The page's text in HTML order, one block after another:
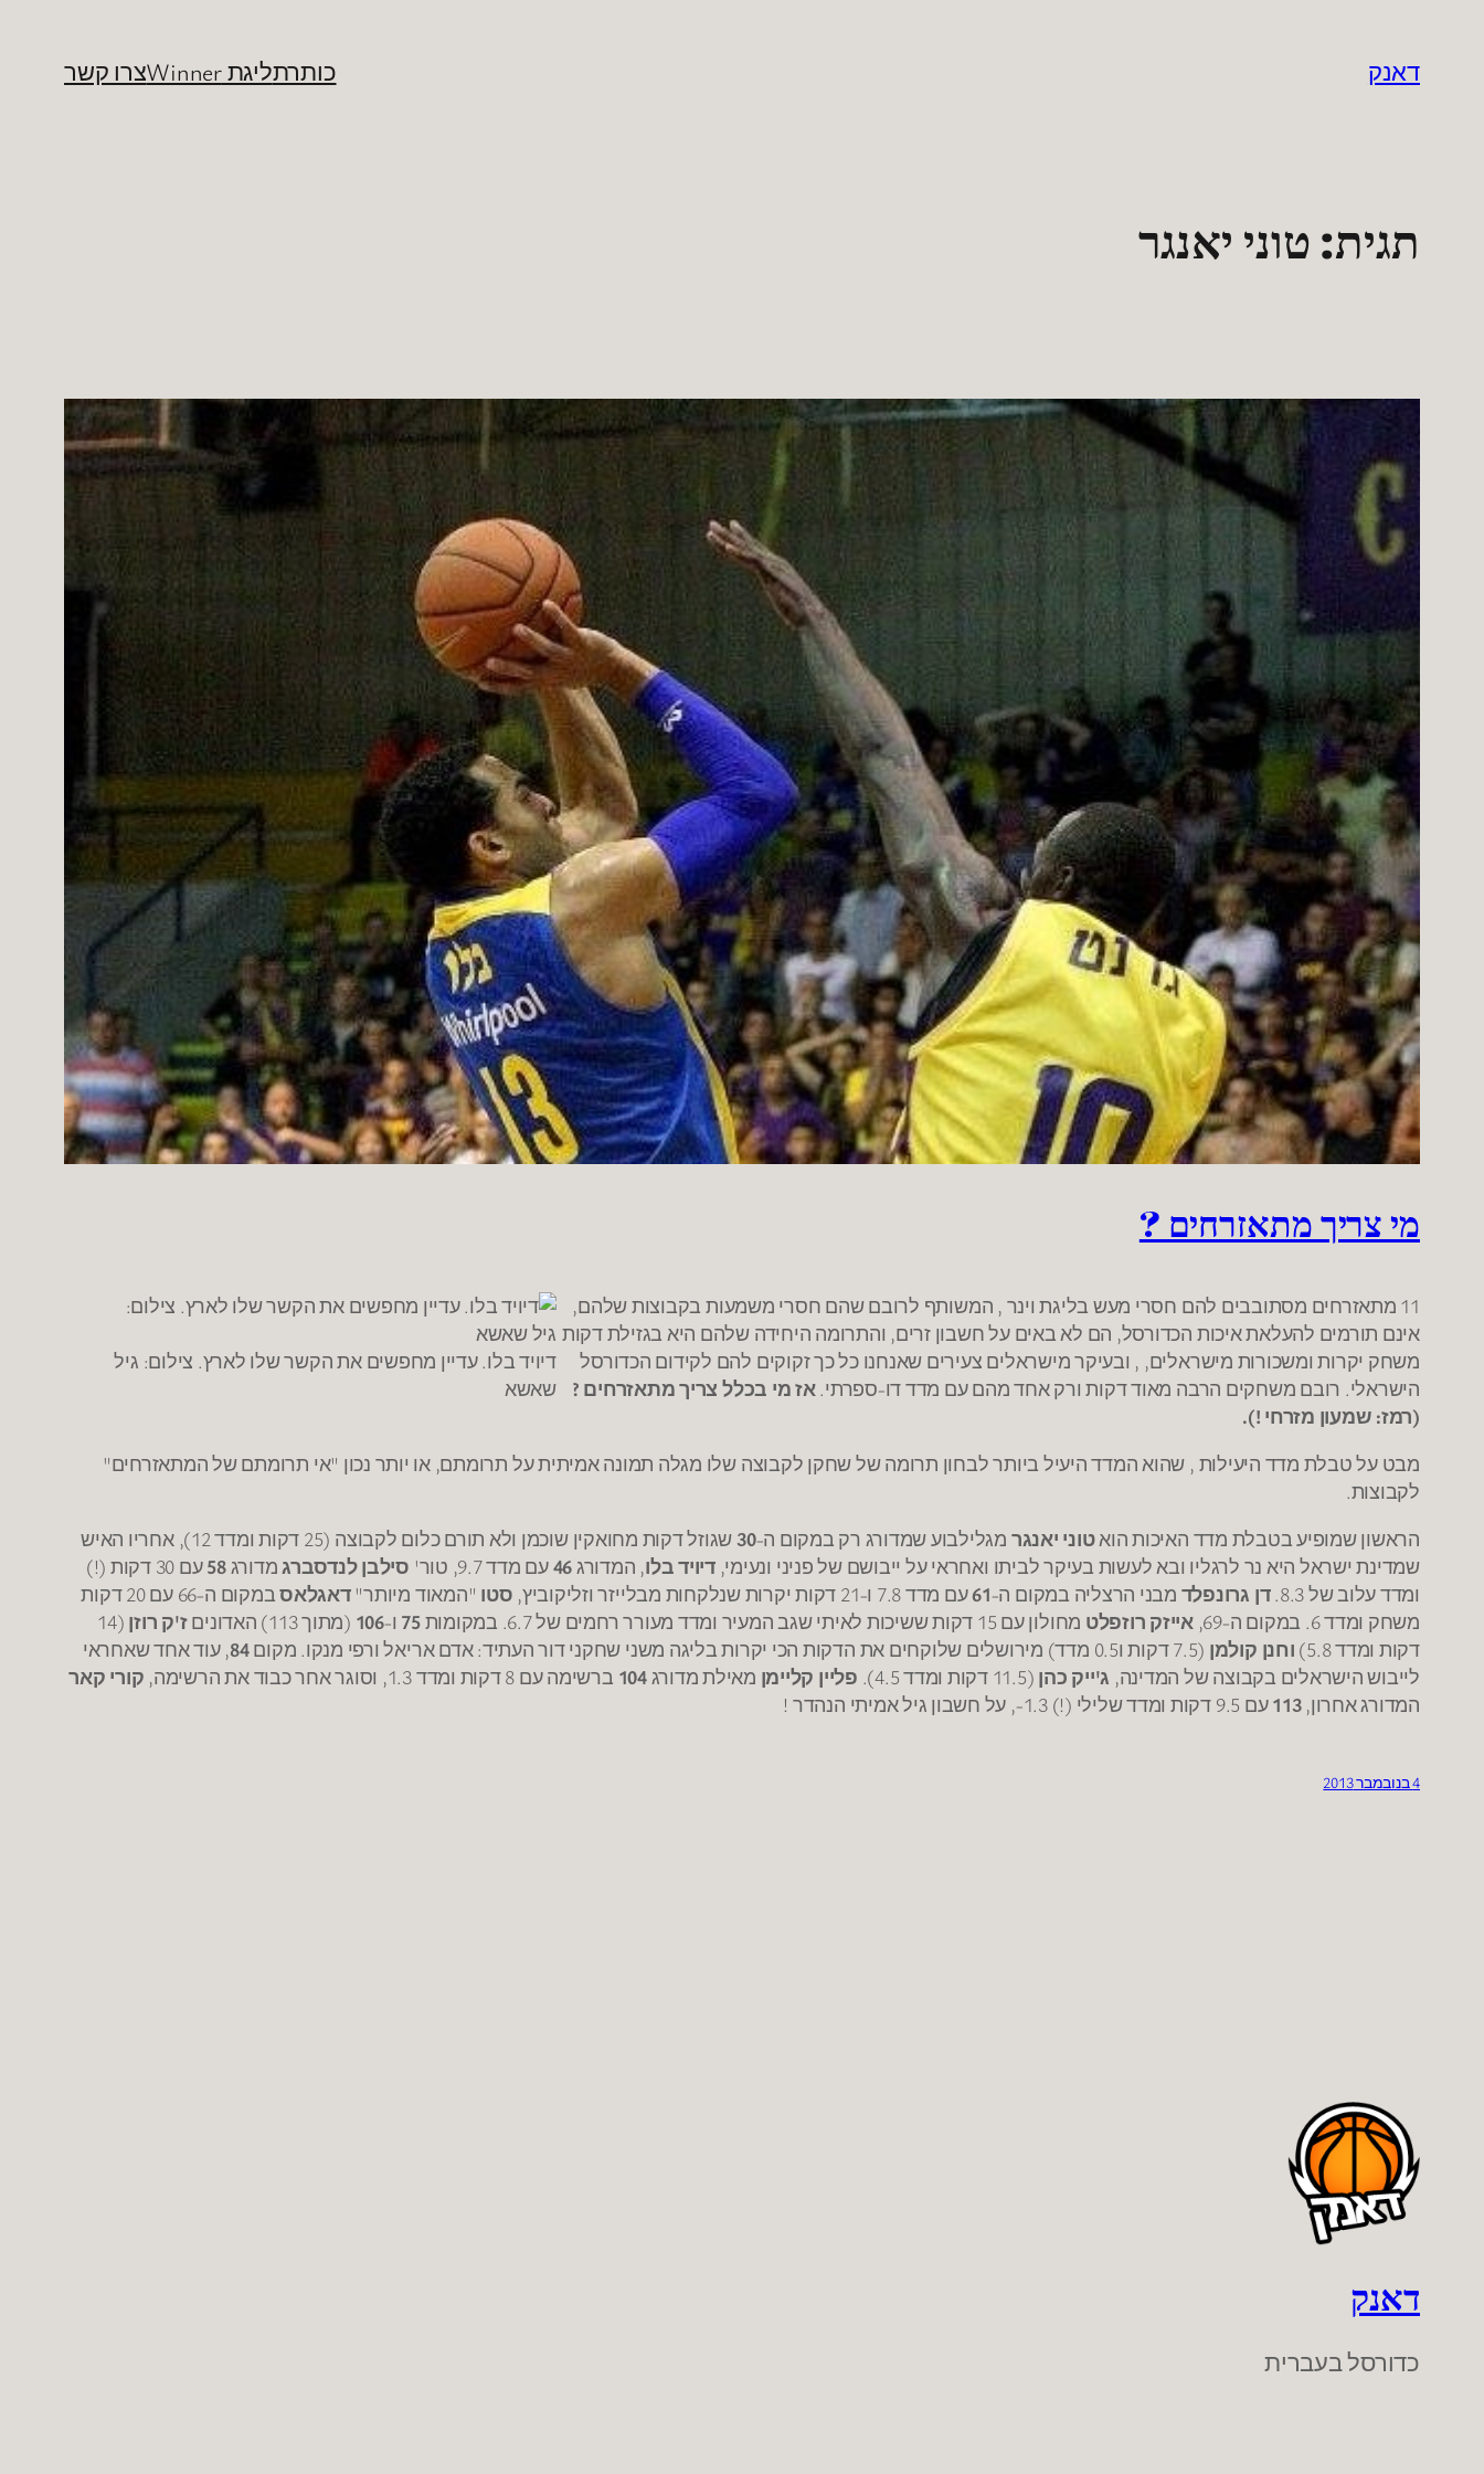
דאנק כותרתליגת Winner צרו קשר
תגית:טוני יאנגר
מי צריך מתאזרחים ?
דיויד בלו. עדיין מחפשים את הקשר שלו לארץ. צילום: גיל
שאשא
11 מתאזרחים מסתובבים להם חסרי מעש בליגת וינר , המשותף לרובם שהם חסרי משמעות בקבוצות שלהם,
אינם תורמים להעלאת איכות הכדורסל, הם לא באים על חשבון זרים, והתרומה היחידה שלהם היא בגזילת דקות
משחק יקרות ומשכורות מישראלים, , ובעיקר מישראלים צעירים שאנחנו כל כך זקוקים להם לקידום הכדורסל
הישראלי. רובם משחקים הרבה מאוד דקות ורק אחד מהם עם מדד דו-ספרתי.אז מי בכלל צריך מתאזרחים ?
(רמז: שמעון מזרחי !).
מבט על טבלת מדד היעילות , שהוא המדד היעיל ביותר לבחון תרומה של שחקן לקבוצה שלו מגלה תמונה אמיתית על תרומתם, או יותר נכון "אי תרומתם של המתאזרחים"
לקבוצות.
הראשון שמופיע בטבלת מדד האיכות הואטוני יאנגר מגלילבוע שמדורג רק במקום ה-30
שגוזל דקות מחואקין שוכמן ולא תורם כלום לקבוצה (25 דקות ומדד 12), אחריו האיש
שמדינת ישראל היא נר לרגליו ובא לעשות בעיקר לביתו ואחראי על ייבושם של פניני ונעימי,דיויד בלו, המדורג46עם מדד 9.7, טור' סילבן לנדסברגמדורג58
עם 30 דקות (!)
ומדד עלוב של 8.3.
דן גרונפלד מבני הרצליה במקום ה-61עם מדד 7.8 ו-21 דקות יקרות שנלקחות מבלייזר וזליקוביץ, סטו "המאוד מיותר"דאגלאס
במקום ה-66 עם 20 דקות
משחק ומדד 6. במקום ה-69,
אייזק רוזפלט מחולון עם 15 דקות ששיכות לאיתי שגב המעיר ומדד מעורר רחמים של 6.7. במקומות 75 ו-106 (מתוך 113) האדונים ז'ק רוזן (14
דקות ומדד 5.8)
וחנן קולמן (7.5 דקות ו0.5 מדד) מירושלים שלוקחים את הדקות הכי יקרות בליגה משני שחקני דור העתיד: אדם אריאל ורפי מנקו. מקום 84, עוד אחד שאחראי
לייבוש הישראלים בקבוצה של המדינה, ג'ייק כהן (11.5 דקות ומדד 4.5). פליין קליימן מאילת מדורג104 ברשימה עם 8 דקות ומדד 1.3, וסוגר אחר כבוד את הרשימה,
קורי קאר
המדורג אחרון,113עם 9.5 דקות ומדד שלילי (!) 1.3-, על חשבון גיל אמיתי הנהדר !
4 בנובמבר 2013
דאנק
כדורסל בעברית